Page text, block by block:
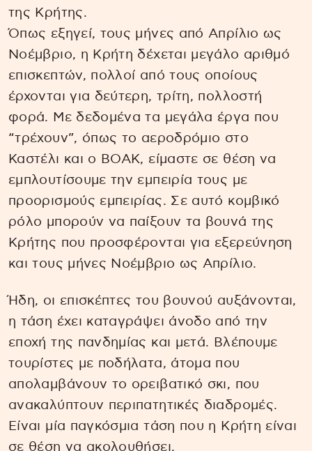
της Κρήτης.
Όπως εξηγεί, τους μήνες από Απρίλιο ως
Νοέμβριο, η Κρήτη δέχεται μεγάλο αριθμό
επισκεπτών, πολλοί από τους οποίους
έρχονται για δεύτερη, τρίτη, πολλοστή
φορά. Με δεδομένα τα μεγάλα έργα που
“τρέχουν”, όπως το αεροδρόμιο στο
Καστέλι και ο ΒΟΑΚ, είμαστε σε θέση να
εμπλουτίσουμε την εμπειρία τους με
προορισμούς εμπειρίας. Σε αυτό κομβικό
ρόλο μπορούν να παίξουν τα βουνά της
Κρήτης που προσφέρονται για εξερεύνηση
και τους μήνες Νοέμβριο ως Απρίλιο.
Ήδη, οι επισκέπτες του βουνού αυξάνονται,
η τάση έχει καταγράψει άνοδο από την
εποχή της πανδημίας και μετά. Βλέπουμε
τουρίστες με ποδήλατα, άτομα που
απολαμβάνουν το ορειβατικό σκι, που
ανακαλύπτουν περιπατητικές διαδρομές.
Είναι μία παγκόσμια τάση που η Κρήτη είναι
σε θέση να ακολουθήσει.